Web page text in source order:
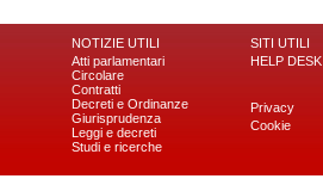
NOTIZIE UTILI
Atti parlamentari
Circolare
Contratti
Decreti e Ordinanze
Giurisprudenza
Leggi e decreti
Studi e ricerche
SITI UTILI
HELP DESK
Privacy
Cookie